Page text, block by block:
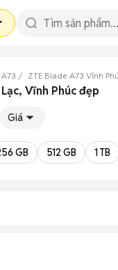
ZTE Blade A73 Vĩnh
Vĩnh Phúc đẹp
Giá
GB 512 GB 1 TB